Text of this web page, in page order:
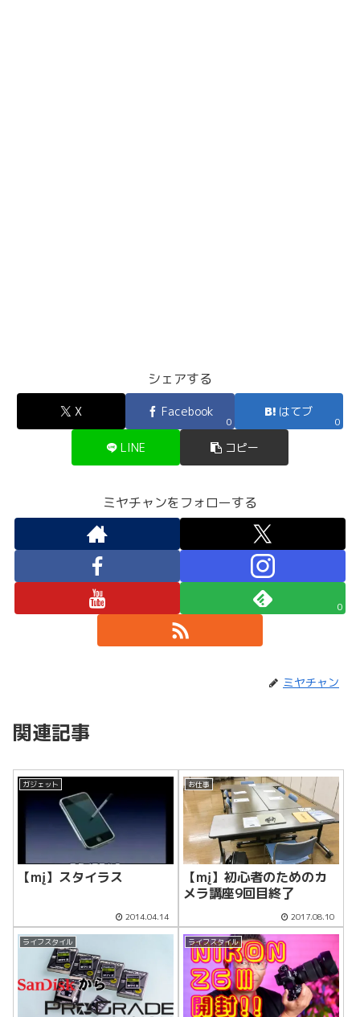
シェアする
X Facebook
0
はてブ
0
LINE コピー
ミヤチャンをフォローする
0
ミヤチャン
関連記事
ガジェット
【mį】スタイラス
2014.04.14
お仕事
【mį】初心者のためのカ
メラ講座9回目終了
2017.08.10
ライフスタイル ライフスタイル